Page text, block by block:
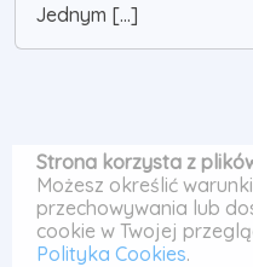
Jednym [...]
Strona korzysta z
Możesz określić warunki
przechowywania lub
cookie w Twojej
Polityka Cookies.